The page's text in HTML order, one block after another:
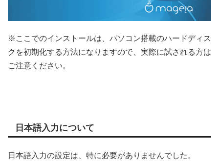
※ここでのインストールは、パソコン搭載のハードディス
クを初期化する方法になりますので、実際に試される方は
ご注意ください。
日本語入力について
日本語入力の設定は、特に必要がありませんでした。